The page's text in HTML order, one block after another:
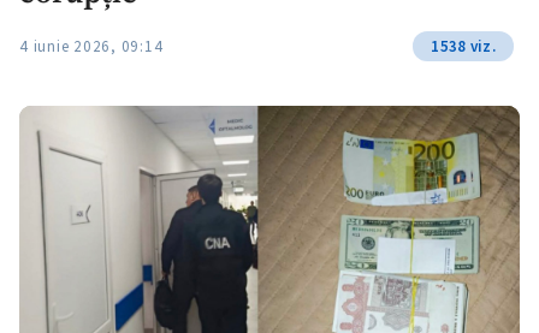
4 iunie 2026, 09:14 1538 viz.